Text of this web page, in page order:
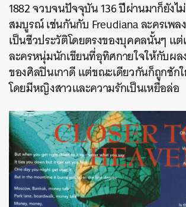
1882 จวบจนปัจจุบัน 136 ปีผ่านมาก็ยังไ
สมบูรณ์ เช่นกันกับ Freudiana ละครเพล
เป็นชีวประวัติโดยตรงของบุคคลนั้นๆ แต่
ละครหนุ่มนักเขียนที่อุทิศกายใจให้กับผ
ของศิลปินเกาดี แต่ขณะเดียวกันก็ถูกชัก
โดยมีหญิงสาวและความรักเป็นเหยื่อล่อ